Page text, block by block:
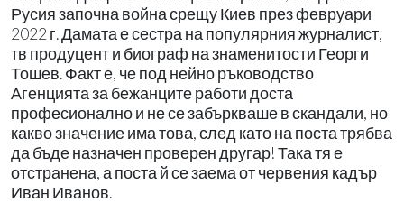
Русия започна война срещу Киев през февруари
2022 г. Дамата е сестра на популярния журналист,
тв продуцент и биограф на знаменитости Георги
Тошев. Факт е, че под нейно ръководство
Агенцията за бежанците работи доста
професионално и не се забъркваше в скандали, но
какво значение има това, след като на поста трябва
да бъде назначен проверен другар! Така тя е
отстранена, а поста й се заема от червения кадър
Иван Иванов.